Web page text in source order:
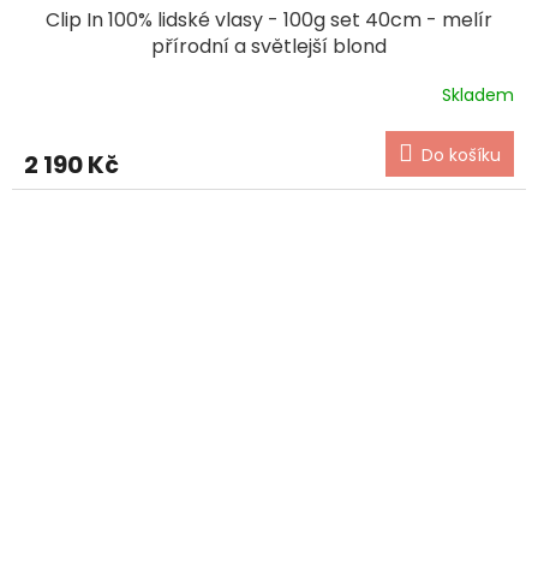
Clip In 100% lidské vlasy - 100g set 40cm - melír
přírodní a světlejší blond
Skladem
2 190 Kč Do košíku